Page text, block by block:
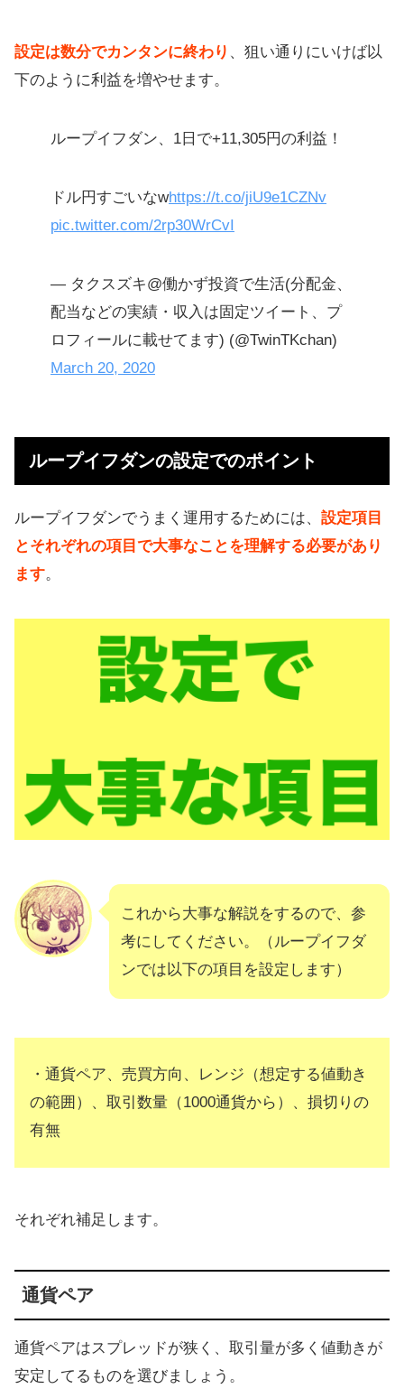
【戦略まとめ】ループイフダンは100
万円もOK @2021
設定は数分でカンタンに終わり 、狙い通りにいけば以
下のように利益を増やせます。
ループイフダン、1日で+11,305円の利益！
ドル円すごいなwhttps://t.co/jiU9e1CZNv
pic.twitter.com/2rp30WrCvI
— タクスズキ@働かず投資で生活(分配金、
配当などの実績・収入は固定ツイート、プ
ロフィールに載せてます) (@TwinTKchan)
March 20, 2020
ループイフダンの設定でのポイント
ループイフダンでうまく運用するためには、 設定項目
とそれぞれの項目で大事なことを理解する必要があり
ます。
これから大事な解説をするので、参
考にしてください。（ループイフダ
ンでは以下の項目を設定します）
・通貨ペア、売買方向、レンジ（想定する値動き
の範囲）、取引数量（1000通貨から）、損切りの
有無
それぞれ補足します。
通貨ペア
通貨ペアはスプレッドが狭く、取引量が多く値動きが
安定してるものを選びましょう。